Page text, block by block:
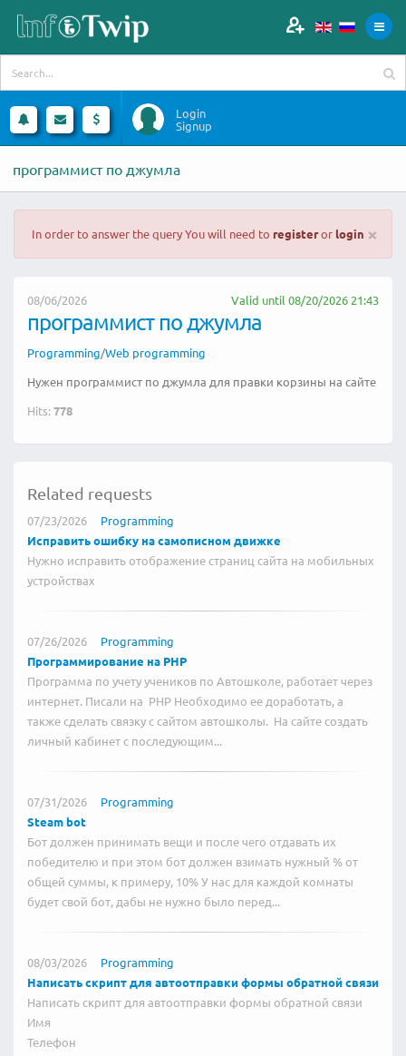
Login
Signup
программист по джумла
×
In order to answer the query You will need to registeror login
08/06/2026 Valid until 08/20/2026 21:43
программист по джумла
Programming/Web programming
Нужен программист по джумла для правки корзины на сайте
Hits: 778
Related requests
07/23/2026
Programming
Исправить ошибку на самописном движке
Нужно исправить отображение страниц сайта на мобильных
устройствах
07/26/2026
Programming
Программирование на PHP
Программа по учету учеников по Автошколе, работает через
интернет. Писали на PHP Необходимо ее доработать, а
также сделать связку с сайтом автошколы. На сайте создать
личный кабинет с последующим...
07/31/2026
Programming
Steam bot
Бот должен принимать вещи и после чего отдавать их
победителю и при этом бот должен взимать нужный % от
общей суммы, к примеру, 10% У нас для каждой комнаты
будет свой бот, дабы не нужно было перед...
08/03/2026
Programming
Написать скрипт для автоотправки формы обратной связи
Написать скрипт для автоотправки формы обратной связи
Имя
Телефон